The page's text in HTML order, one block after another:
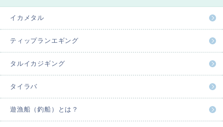
イカメタル
ティップランエギング
タルイカジギング
タイラバ
遊漁船（釣船）とは？